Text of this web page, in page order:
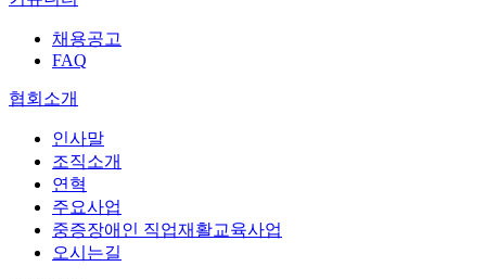
채용공고
FAQ
협회소개
인사말
조직소개
연혁
주요사업
중증장애인 직업재활교육사업
오시는길